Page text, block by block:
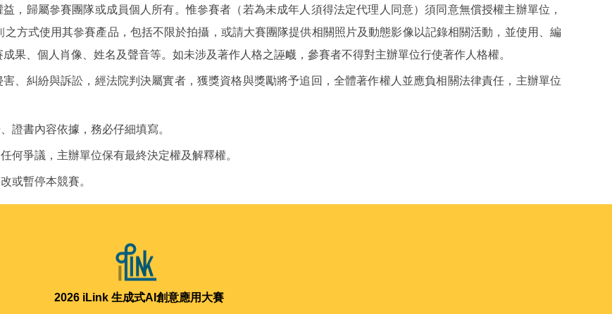
，歸屬參賽團隊或成員個人所有。惟參賽者（若為未成年人須得法定代理人同意）須同意無償授權主辦單位，
方式使用其參賽產品，包括不限於拍攝，或請大賽團隊提供相關照片及動態影像以記錄相關活動，並使用、編
果、個人肖像、姓名及聲音等。如未涉及著作人格之誣衊，參賽者不得對主辦單位行使著作人格權。
、糾紛與訴訟，經法院判決屬實者，獲獎資格與獎勵將予追回，全體著作權人並應負相關法律責任，主辦單位
證書內容依據，務必仔細填寫。
何爭議，主辦單位保有最終決定權及解釋權。
或暫停本競賽。
2026iLink 生成式AI創意應用大賽